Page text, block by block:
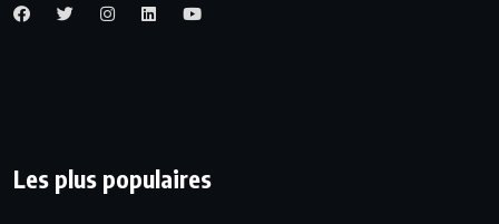
Les plus populaires